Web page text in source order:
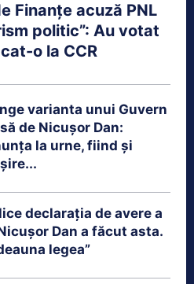
Finanțe acuză PNL
politic”: Au votat
o la CCR
varianta unui Guvern
de Nicușor Dan:
la urne, fiind și
declarația de avere a
Dan a făcut asta.
legea”